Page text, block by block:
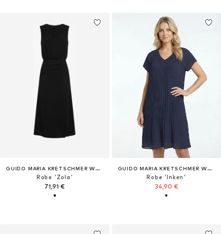
GUIDO MARIA KRETSCHMER WOMEN
Robe 'Zola'
71,91 €
GUIDO MARIA KRETSCHMER WOMEN
Robe 'Inken'
34,90 €